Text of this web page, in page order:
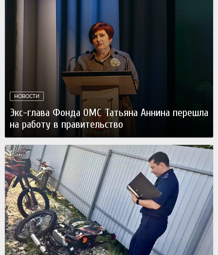
НОВОСТИ
Экс-глава Фонда ОМС Татьяна Аннина перешла
на работу в правительство